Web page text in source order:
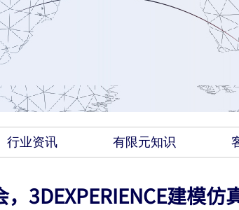
行业资讯 有限元知识
3DEXPERIENCE建模仿